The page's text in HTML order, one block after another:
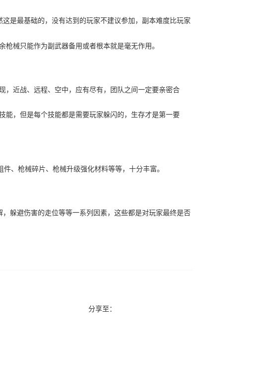
最基础的，没有达到的玩家不建议参加，副本难度比玩家
械只能作为副武器备用或者根本就是毫无作用。
近战、远程、空中，应有尽有，团队之间一定要亲密合
，但是每个技能都是需要玩家躲闪的，生存才是第一要
、枪械碎片、枪械升级强化材料等等，十分丰富。
躲避伤害的走位等等一系列因素，这些都是对玩家最终是否
分享至：